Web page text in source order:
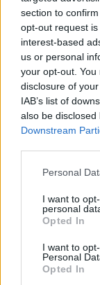
section to
opt-out request
interest-based
us or personal
your opt-out.
disclosure of
IAB’s list of
also be
Downstream
Personal
I want to
personal
Opted In
I want to
Personal
Opted In